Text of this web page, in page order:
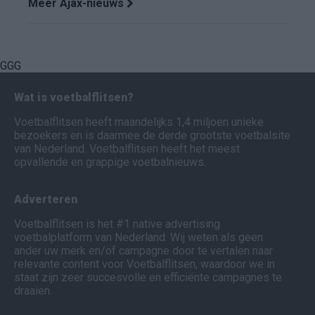
Meer Ajax-nieuws
GGG
Wat is voetbalflitsen?
Voetbalflitsen heeft maandelijks 1,4 miljoen unieke
bezoekers en is daarmee de derde grootste voetbalsite
van Nederland. Voetbalflitsen heeft het meest
opvallende en grappige voetbalnieuws.
Adverteren
Voetbalflitsen is het #1 native advertising
voetbalplatform van Nederland. Wij weten als geen
ander uw merk en/of campagne door te vertalen naar
relevante content voor Voetbalflitsen, waardoor we in
staat zijn zeer succesvolle en efficiënte campagnes te
draaien.